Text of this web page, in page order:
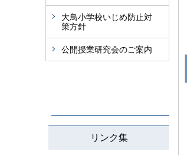
大鳥小学校いじめ防止対
策方針
公開授業研究会のご案内
リンク集